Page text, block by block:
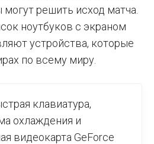
решить исход матча.
ноутбуков с экраном
устройства, которые
по всему миру.
клавиатура,
охлаждения и
видеокарта GeForce